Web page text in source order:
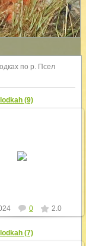
по р. Псел
(9)
0 2.0
(7)